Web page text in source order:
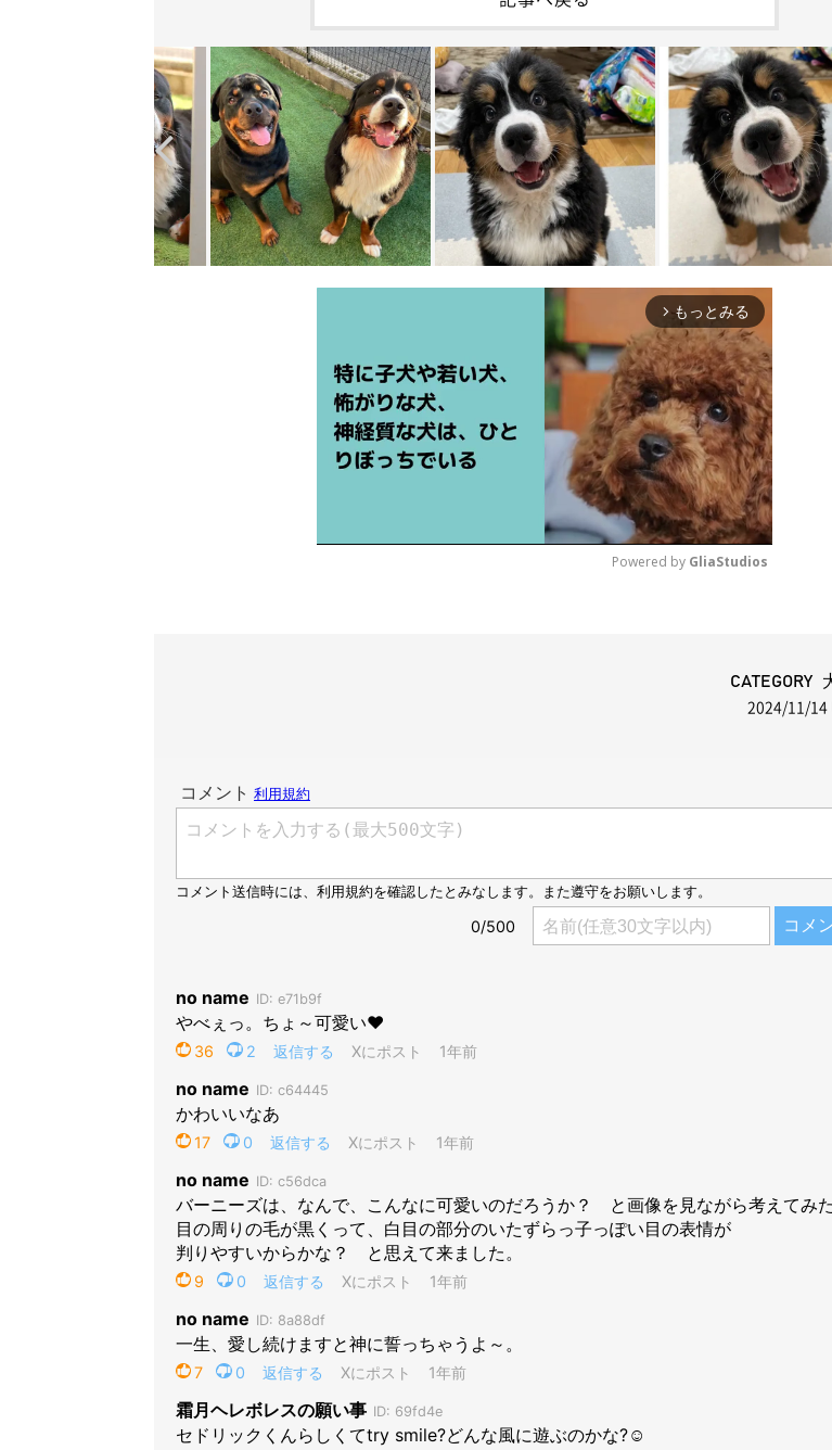
arrow_forward_ios もっとみる
Powered by GliaStudios
CATEGORY
2024/11/14